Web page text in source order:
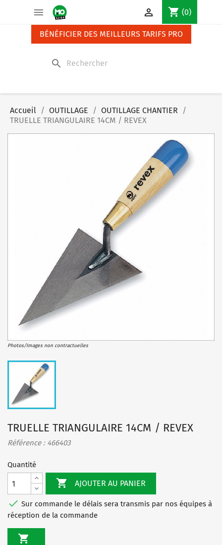
 shopping_cart (0)

BÉNÉFICIER DES MEILLEURS TARIFS PRO
search
Accueil OUTILLAGE
OUTILLAGE CHANTIER
TRUELLE TRIANGULAIRE 14CM / REVEX
Photos/Images non contractuelles
TRUELLE TRIANGULAIRE 14CM / REVEX
Référence : 466403
Quantité
 AJOUTER AU PANIER
 Sur commande le délais sera transmis par nos équipes à
réception de la commande

Panneau de gestion des cookies